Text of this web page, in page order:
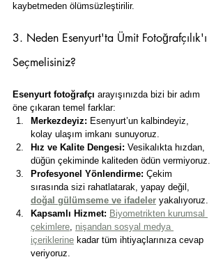
kaybetmeden ölümsüzleştirilir.
3. Neden Esenyurt'ta Ümit Fotoğrafçılık'ı
Seçmelisiniz?
Esenyurt fotoğrafçı arayışınızda bizi bir adım
öne çıkaran temel farklar:
Merkezdeyiz: Esenyurt’un kalbindeyiz,
kolay ulaşım imkanı sunuyoruz.
Hız ve Kalite Dengesi: Vesikalıkta hızdan,
düğün çekiminde kaliteden ödün vermiyoruz.
Profesyonel Yönlendirme: Çekim
sırasında sizi rahatlatarak, yapay değil,
doğal gülümseme ve ifadeler yakalıyoruz.
Kapsamlı Hizmet: Biyometrikten kurumsal
çekimlere, nişandan sosyal medya
içeriklerine kadar tüm ihtiyaçlarınıza cevap
veriyoruz.